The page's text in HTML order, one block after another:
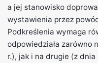
a jej stanowisko
wystawienia przez
Podkreślenia wymaga
odpowiedziała zarówno
r.), jak i na drugie (z